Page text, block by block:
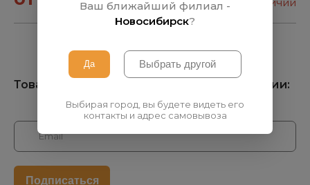
нет в наличии
Товара нет на складе, узнать о поступлении:
Ваш ближайший филиал -
Новосибирск?
Выбирая город, вы будете видеть его
контакты и адрес самовывоза